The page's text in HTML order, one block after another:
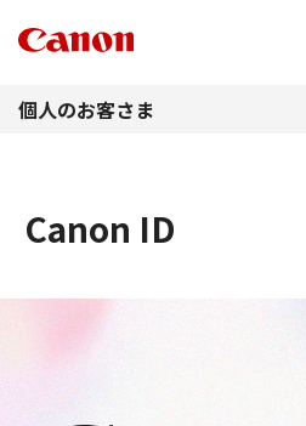
個人のお客さま
Canon ID